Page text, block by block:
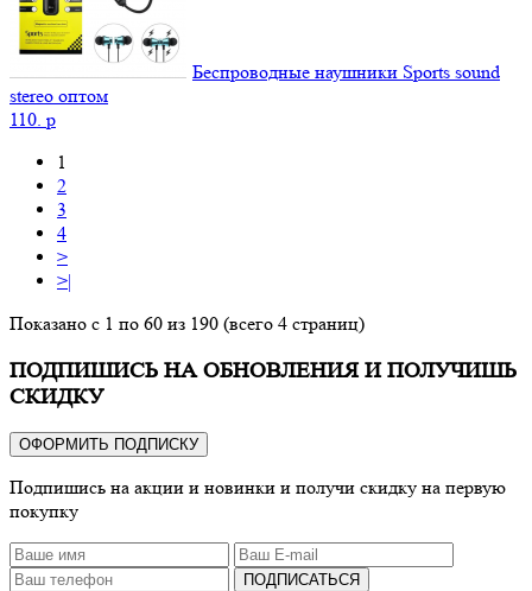
Беспроводные наушники Sports sound
stereo оптом
110. p
1
2
3
4
>
>|
Показано с 1 по 60 из 190 (всего 4 страниц)
ПОДПИШИСЬ НА ОБНОВЛЕНИЯ И ПОЛУЧИШЬ
СКИДКУ
ОФОРМИТЬ ПОДПИСКУ
Подпишись на акции и новинки и получи скидку на первую
покупку
ПОДПИСАТЬСЯ